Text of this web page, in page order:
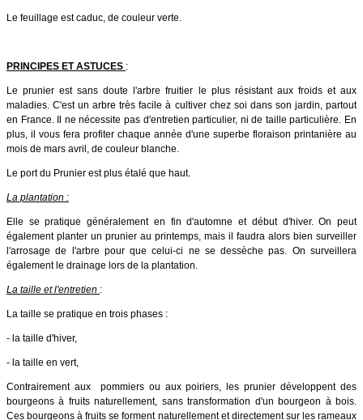
Le feuillage est caduc, de couleur verte.
PRINCIPES ET ASTUCES :
Le prunier est sans doute l'arbre fruitier le plus résistant aux froids et aux
maladies. C'est un arbre très facile à cultiver chez soi dans son jardin, partout
en France. Il ne nécessite pas d'entretien particulier, ni de taille particulière. En
plus, il vous fera profiter chaque année d'une superbe floraison printanière au
mois de mars avril, de couleur blanche.
Le port du Prunier est plus étalé que haut.
La plantation :
Elle se pratique généralement en fin d'automne et début d'hiver. On peut
également planter un prunier au printemps, mais il faudra alors bien surveiller
l'arrosage de l'arbre pour que celui-ci ne se dessèche pas. On surveillera
également le drainage lors de la plantation.
La taille et l'entretien :
La taille se pratique en trois phases :
- la taille d'hiver,
- la taille en vert,
Contrairement aux pommiers ou aux poiriers, les prunier développent des
bourgeons à fruits naturellement, sans transformation d'un bourgeon à bois.
Ces bourgeons à fruits se forment naturellement et directement sur les rameaux